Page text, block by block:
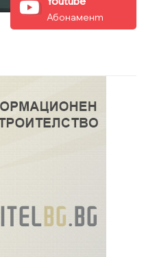
Абонамент